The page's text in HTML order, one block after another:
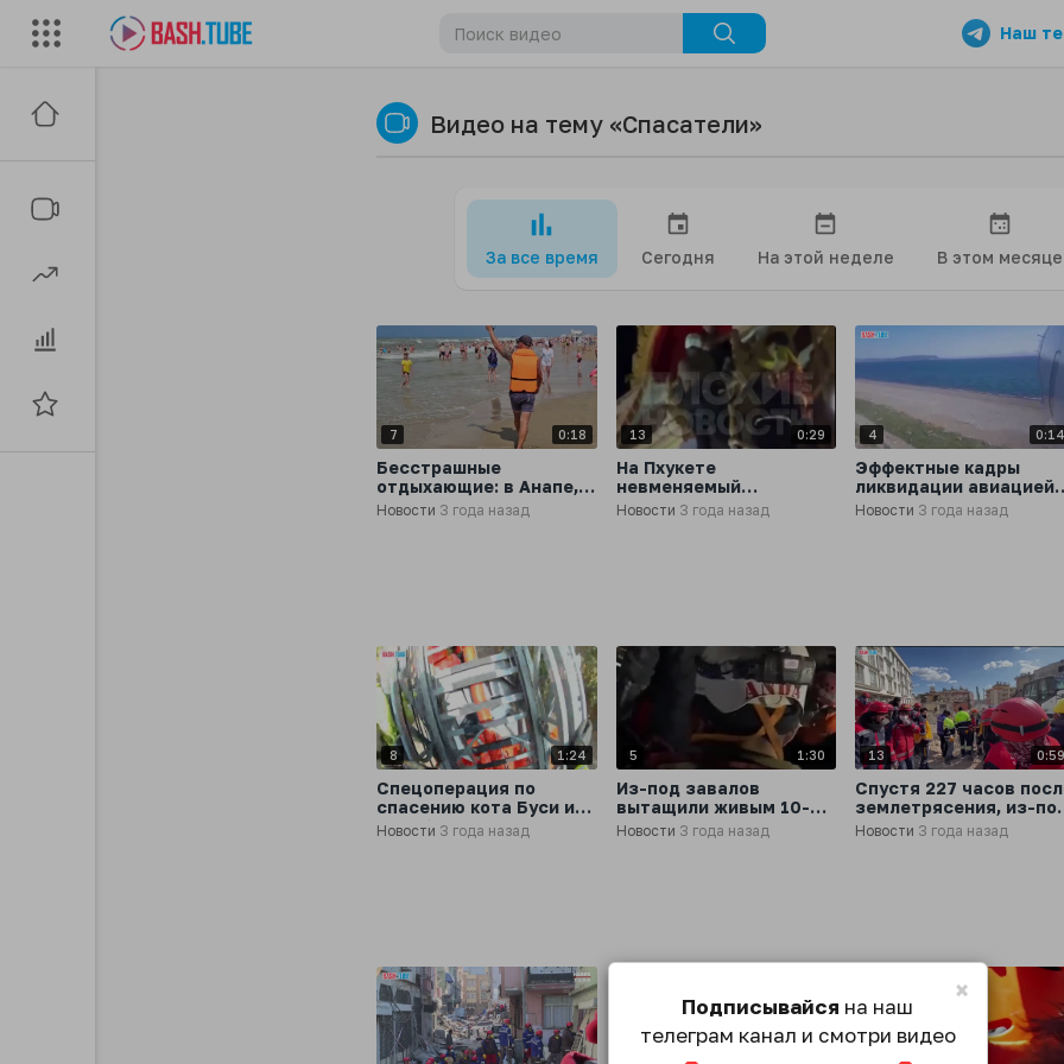
Наш
Видео на тему «Спасатели»
За все время Сегодня На этой неделе В этом месяце
7 0:18
Бесстрашные
отдыхающие: в Анапе,
несмотря на
штормовое
Новости 3 года назад
13 0:29
На Пхукете
невменяемый
россиянин залез на
пагоду и сбросился
Новости 3 года назад
4 0:14
Эффектные кадры
ликвидации авиацией
пожаров в
Новости 3 года назад
8 1:24
Спецоперация по
спасению кота Буси из
Ленобласти
Новости 3 года назад
5 1:30
Из-под завалов
вытащили живым 10-
летнего мальчика
спустя 260 часов после
Новости 3 года назад
13 0:59
Спустя 227 часов
землетрясения, из-
завалов достали 74-
летнюю женщину
Новости 3 года назад
×
Подписывайся на наш
телеграм канал и смотри видео